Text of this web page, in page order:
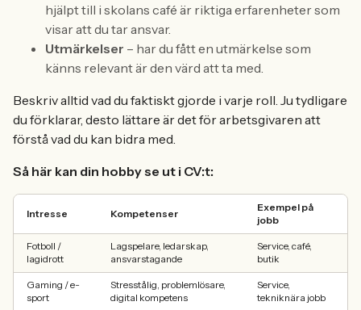
hjälpt till i skolans café är riktiga erfarenheter som
visar att du tar ansvar.
Utmärkelser – har du fått en utmärkelse som
känns relevant är den värd att ta med.
Beskriv alltid vad du faktiskt gjorde i varje roll. Ju tydligare
du förklarar, desto lättare är det för arbetsgivaren att
förstå vad du kan bidra med.
Så här kan din hobby se ut i CV:t:
Intresse Kompetenser
Exempel på
jobb
Fotboll /
lagidrott
Lagspelare, ledarskap,
ansvarstagande
Service, café,
butik
Gaming / e-
sport
Stresstålig, problemlösare,
digital kompetens
Service,
tekniknära jobb